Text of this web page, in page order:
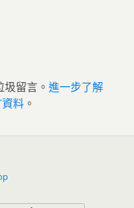
留言。 進一步了解
料 。